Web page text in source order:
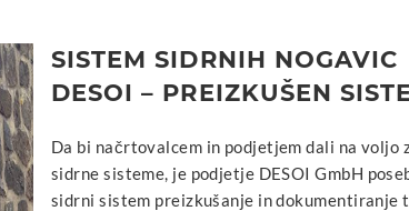
SISTEM SIDRNIH NOGAVIC
DESOI – PREIZKUŠEN
Da bi načrtovalcem in podjetjem dali na voljo
sidrne sisteme, je podjetje DESOI GmbH
sidrni sistem preizkušanje in dokumentiranje